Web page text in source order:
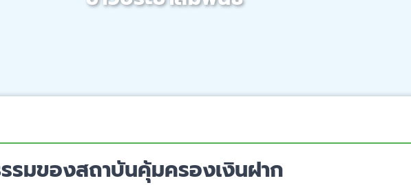
รมของสถาบันคุ้มครองเงินฝาก